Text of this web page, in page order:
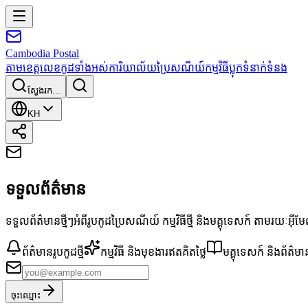
Cambodia Postal
តាមខេត្តលេខកូដទាំងអស់ការិយាល័យប្រៃសណីយ៍កម្មវិធីប្លុកទំនាក់ទំនង
ស្វែងរក...
KH
ទទួលព័ត៌មាន
ទទួលព័ត៌មានថ្មីៗអំពីរូបកូដប្រៃសណីយ៍ កម្មវិធីថ្មី និងមគ្គុទេសក៍ តាមរយៈអ៊ីម
ព័ត៌មានរូបកូដថ្មី កម្មវិធី និងមុខងារឥតគិតថ្លៃ មគ្គុទេសក៍ និងព័ត៌មា
ចុះឈ្មោះ